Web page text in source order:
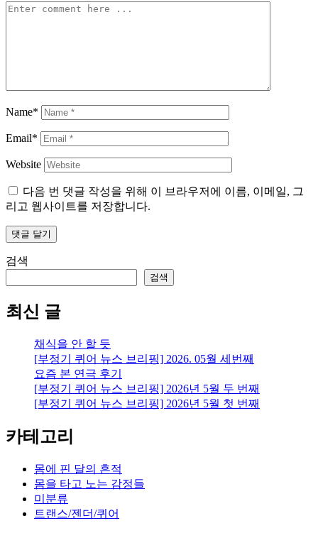
Name*
Email*
Website
다음 번 댓글 작성을 위해 이 브라우저에 이름, 이메일, 그
리고 웹사이트를 저장합니다.
검색
검색
최신 글
채식을 안 할 듯
[부정기 퀴어 뉴스 브리핑] 2026. 05월 세번째
요즘 본 연극 후기
[부정기 퀴어 뉴스 브리핑] 2026년 5월 두 번째
[부정기 퀴어 뉴스 브리핑] 2026년 5월 첫 번째
카테고리
몸에 핀 달의 흔적
몸을 타고 노는 감정들
미분류
트랜스/젠더/퀴어